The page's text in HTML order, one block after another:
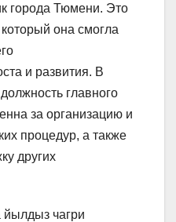
города Тюмени. Это
она смогла
и развития. В
главного
за организацию и
процедур, а также
других
йылдыз чагри